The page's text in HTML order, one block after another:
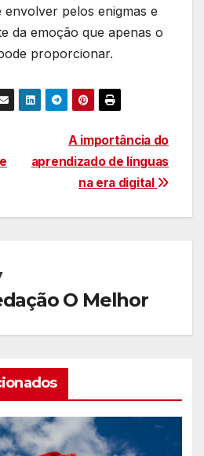
envolver pelos enigmas e
da emoção que apenas o
proporcionar.
A importância do
aprendizado de línguas
na era digital
O Melhor